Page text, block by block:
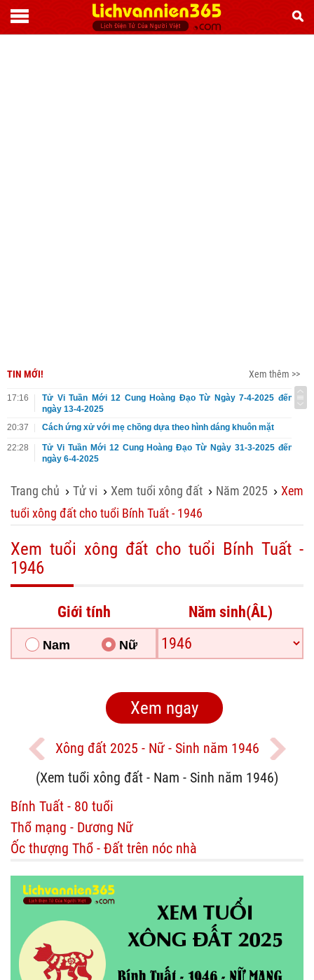
TIN MỚI! Xem thêm >>
17:16
Tử Vi Tuần Mới 12 Cung Hoàng Đạo Từ Ngày 7-4-2025 đến
ngày 13-4-2025
20:37
Cách ứng xử với mẹ chồng dựa theo hình dáng khuôn mặt
22:28
Tử Vi Tuần Mới 12 Cung Hoàng Đạo Từ Ngày 31-3-2025 đến
ngày 6-4-2025
Trang chủ ›Tử vi ›Xem tuổi xông đất › Năm 2025 ›Xem
tuổi xông đất cho tuổi Bính Tuất - 1946
Xem tuổi xông đất cho tuổi Bính Tuất -
1946
Giới tính
Nam Nữ
Năm sinh(ÂL)
Xông đất 2025 - Nữ - Sinh năm 1946
(Xem tuổi xông đất - Nam - Sinh năm 1946)
Bính Tuất - 80 tuổi
Thổ mạng - Dương Nữ
Ốc thượng Thổ - Đất trên nóc nhà